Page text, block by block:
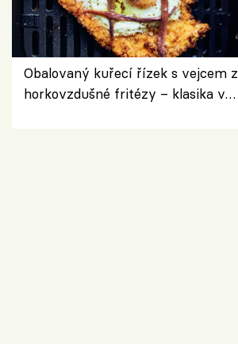
Obalovaný kuřecí řízek s vejcem z
horkovzdušné fritézy – klasika v